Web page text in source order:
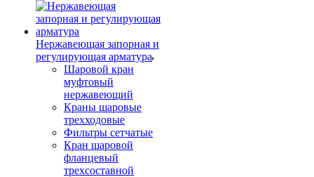
Нержавеющая запорная и
регулирующая арматура
Шаровой кран
муфтовый
нержавеющий
Краны шаровые
трехходовые
Фильтры сетчатые
Кран шаровой
фланцевый
трехсоставной